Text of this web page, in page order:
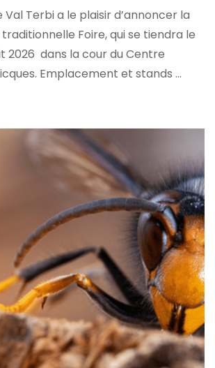
Val Terbi a le plaisir d’annoncer la
Foire, qui se tiendra le
2026 dans la cour du Centre
Emplacement et stands ...